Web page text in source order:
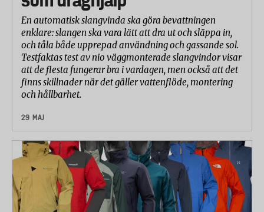
En automatisk slangvinda ska göra bevattningen
enklare: slangen ska vara lätt att dra ut och släppa in,
och tåla både upprepad användning och gassande sol.
Testfaktas test av nio väggmonterade slangvindor visar
att de flesta fungerar bra i vardagen, men också att det
finns skillnader när det gäller vattenflöde, montering
och hållbarhet.
29 MAJ